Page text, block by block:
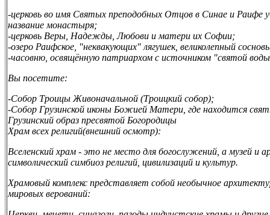
-церковь во имя Святых преподобных Отцов в Синае и Раифе
название монастыря;
-церковь Веры, Надежды, Любови и матери их Софии;
-озеро Раифское, "неквакующих" лягушек, великолепный
-часовню, освящённую патриархом с источником "святой
Вы посетите:
-Собор Троицы Живоначальной (Троицкий собор);
-Собор Грузинской иконы Божией Матери, где находится
Грузинский образ пресвятой Богородицы
Храм всех религий(внешний осмотр):
Вселенский храм - это не место для богослужений, а музей и
символический симбиоз религий, цивилизаций и культур.
Храмовый комплекс представляет собой необычное
мировых верований: